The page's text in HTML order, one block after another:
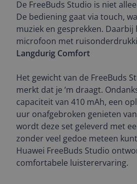
De FreeBuds Studio is niet
De bediening gaat via touch,
muziek en gesprekken.
microfoon met
Langdurig Comfort
Het gewicht van de FreeBuds
merkt dat je ‘m draagt.
capaciteit van 410 mAh, een
uur onafgebroken genieten
wordt deze set geleverd met
zonder veel gedoe meteen
Huawei FreeBuds Studio
comfortabele luisterervaring.